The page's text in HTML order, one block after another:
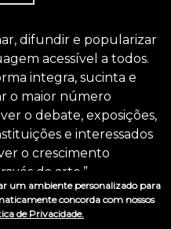
difundir e popularizar
acessível a todos.
integra, sucinta e
o maior número
o debate, exposições,
e interessados
o crescimento
da arte.”
um ambiente personalizado para
concorda com nossos
de Privacidade.